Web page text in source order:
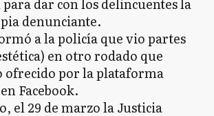
dar con los delincuentes la
denunciante.
a la policía que vio partes
en otro rodado que
ofrecido por la plataforma
Facebook.
el 29 de marzo la Justicia